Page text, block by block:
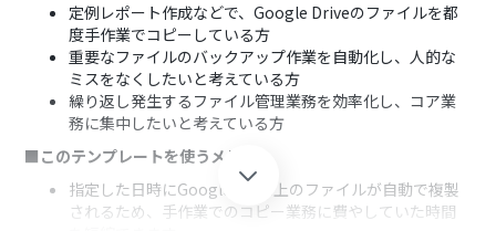
定例レポート作成などで、Google Driveのファイルを都
度手作業でコピーしている方
重要なファイルのバックアップ作業を自動化し、人的な
ミスをなくしたいと考えている方
繰り返し発生するファイル管理業務を効率化し、コア業
務に集中したいと考えている方
■このテンプレートを使うメリット
指定した日時にGoogle Drive上のファイルが自動で複製
されるため、手作業でのコピー業務に費やしていた時間